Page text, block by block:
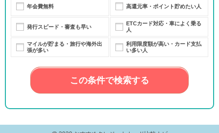
年会費無料 高還元率・ポイント貯めたい人
発行スピード・審査も早い
ETCカード対応・車によく乗る
人
マイルが貯まる・旅行や海外出
張が多い
利用限度額が高い・カード支払
い多い人
この条件で検索する